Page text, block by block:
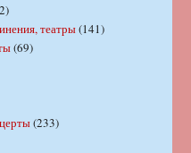
театры(141)
(69)
(233)